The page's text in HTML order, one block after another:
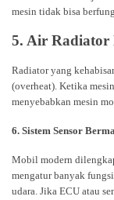
mesin tidak bisa
5. Air Radiator
Radiator yang
(overheat). Ketika
menyebabkan mesin
6. Sistem Sensor
Mobil modern
mengatur banyak
udara. Jika ECU atau